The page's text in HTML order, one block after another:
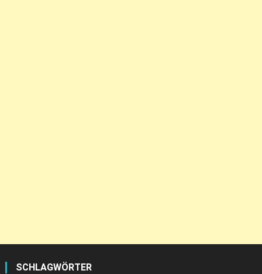
SCHLAGWÖRTER